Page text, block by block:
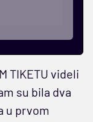
TIKETU videli
su bila dva
u prvom